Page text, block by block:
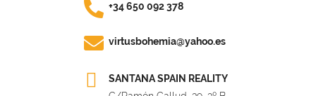
+34 650 092 378
virtusbohemia@yahoo.es
SANTANA SPAIN REALITY